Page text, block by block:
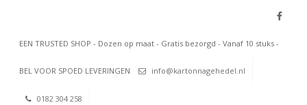
EEN TRUSTED SHOP - Dozen op maat - Gratis bezorgd - Vanaf 10 stuks -
BEL VOOR SPOED LEVERINGEN info@kartonnagehedel.nl
0182 304 258